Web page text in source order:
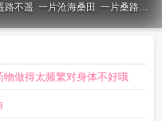
路不遥 一片沧海桑田 一片桑路不
遥结局是he吗一片桑路不遥结
么
物做得太频繁对身体不好哦